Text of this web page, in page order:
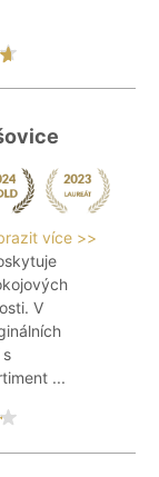
více >>
V
...